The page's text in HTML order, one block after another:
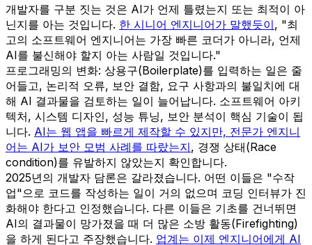
개발자를 구분 짓는 것은 AI가 언제 틀렸는지 또는 최적이 아
닌지를 아는 것입니다. 한 시니어 엔지니어가 말했듯이, "최
고의 소프트웨어 엔지니어는 가장 빠른 코더가 아니라, 언제
AI를 불신해야 할지 아는 사람일 것입니다."
프로그래밍의 변화: 상용구(Boilerplate)를 입력하는 일은 줄
어들고, 논리적 오류, 보안 결함, 요구 사항과의 불일치에 대
해 AI 결과물을 검토하는 일이 늘어납니다. 소프트웨어 아키
텍처, 시스템 디자인, 성능 튜닝, 보안 분석이 핵심 기술이 됩
니다. AI는 웹 앱을 빠르게 제작할 수 있지만, 전문가 엔지니
어는 AI가 보안 모범 사례를 따랐는지, 경쟁 상태(Race
condition)를 유발하지 않았는지 확인합니다.
2025년의 개발자 담론은 갈라졌습니다. 어떤 이들은 "수작
업"으로 코드를 작성하는 일이 거의 없으며 코딩 인터뷰가 진
화해야 한다고 인정했습니다. 다른 이들은 기초를 건너뛰면
AI의 결과물이 망가졌을 때 더 많은 소방 활동(Firefighting)
을 하게 된다고 주장했습니다. 업계는 이제 엔지니어에게 AI